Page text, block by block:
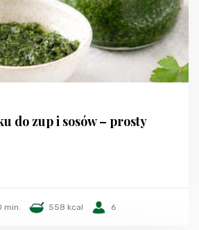
do zup i sosów – prosty
min. 558 kcal 6